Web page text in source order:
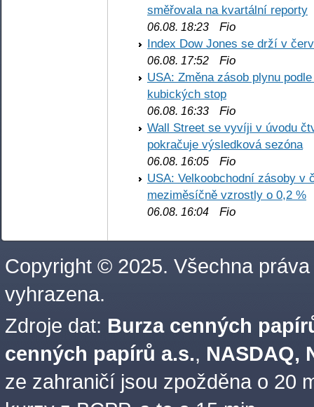
směřovala na kvartální reporty
06.08. 18:23 Fio
Index Dow Jones se drží v
06.08. 17:52 Fio
USA: Změna zásob plynu
kubických stop
06.08. 16:33 Fio
Wall Street se vyvíji v úvodu
pokračuje výsledková sezóna
06.08. 16:05 Fio
USA: Velkoobchodní zásoby v
meziměsíčně vzrostly o 0,2 %
06.08. 16:04 Fio
Copyright © 2025. Všechna práva
vyhrazena.
Zdroje dat: Burza cenných
cenných papírů a.s., NASDAQ,
ze zahraničí jsou zpožděna o 20